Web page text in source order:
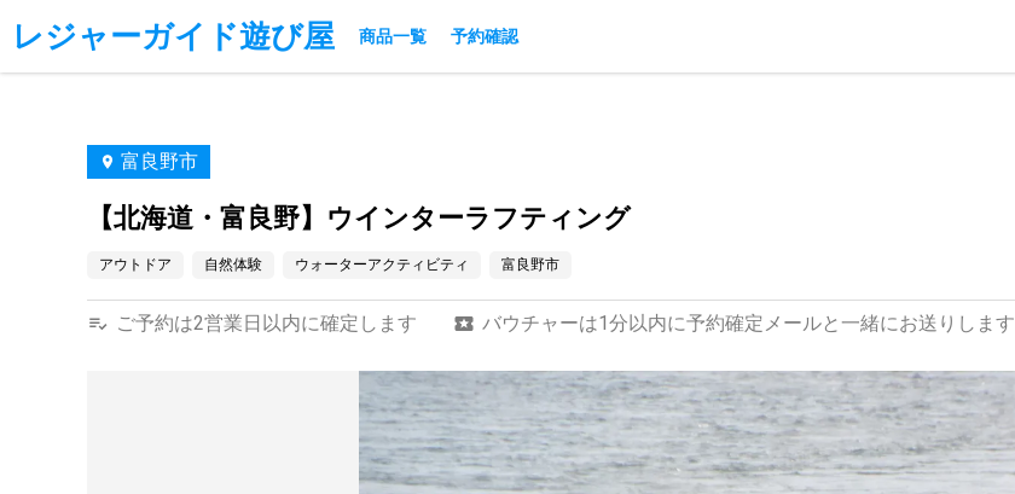
レジャーガイド遊び屋 商品一覧 予約確認
富良野市
【北海道・富良野】ウインターラフティング
アウトドア 自然体験 ウォーターアクティビティ 富良野市
ご予約は2営業日以内に確定します
バウチャーは1分以内に予約確定メールと一緒にお送りします